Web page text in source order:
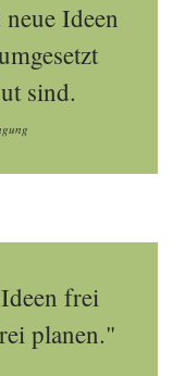
Ideen
sind.
frei
planen."